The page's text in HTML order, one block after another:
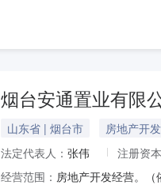
烟台安通置业有限
山东省 | 烟台市 房地产开
法定代表人： 张伟 注册资本
经营范围： 房地产开发经营。（